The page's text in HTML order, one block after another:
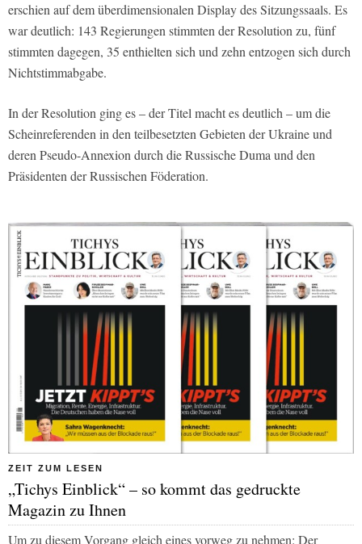
erschien auf dem überdimensionalen Display des Sitzungssaals. Es
war deutlich: 143 Regierungen stimmten der Resolution zu, fünf
stimmten dagegen, 35 enthielten sich und zehn entzogen sich durch
Nichtstimmabgabe.
In der Resolution ging es – der Titel macht es deutlich – um die
Scheinreferenden in den teilbesetzten Gebieten der Ukraine und
deren Pseudo-Annexion durch die Russische Duma und den
Präsidenten der Russischen Föderation.
ZEIT ZUM LESEN
„Tichys Einblick“ – so kommt das gedruckte
Magazin zu Ihnen
Um zu diesem Vorgang gleich eines vorweg zu nehmen: Der